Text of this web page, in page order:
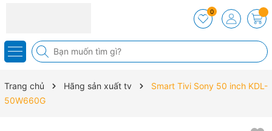
0
Trang chủ Hãng sản xuất tv
Smart Tivi Sony 50 inch KDL-
50W660G